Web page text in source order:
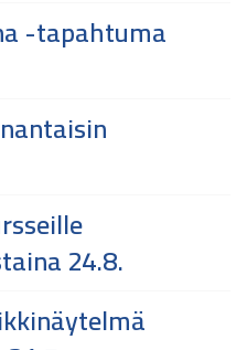
-tapahtuma
24.8.